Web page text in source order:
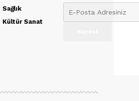
Sağlık
Kültür Sanat